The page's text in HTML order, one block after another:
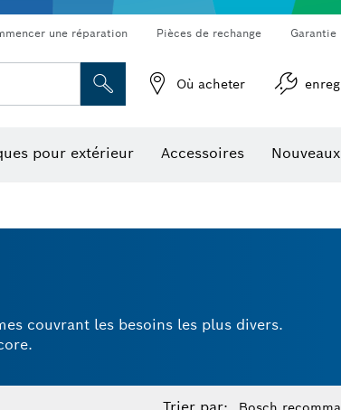
une réparation Pièces de rechange Garantie
Où acheter
pour extérieur Accessoires
couvrant les besoins les plus divers.